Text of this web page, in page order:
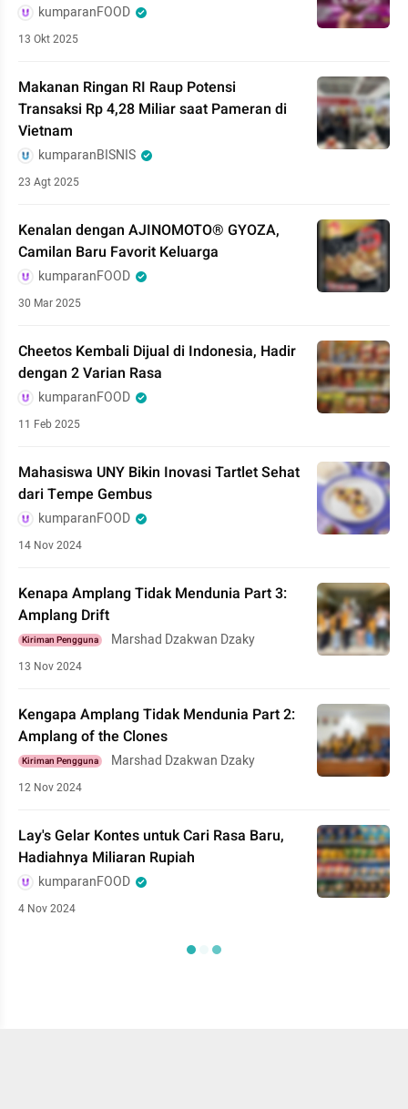
kumparanFOOD
13 Okt 2025
Makanan Ringan RI Raup Potensi
Transaksi Rp 4,28 Miliar saat Pameran di
Vietnam
kumparanBISNIS
23 Agt 2025
Kenalan dengan AJINOMOTO® GYOZA,
Camilan Baru Favorit Keluarga
kumparanFOOD
30 Mar 2025
Cheetos Kembali Dijual di Indonesia, Hadir
dengan 2 Varian Rasa
kumparanFOOD
11 Feb 2025
Mahasiswa UNY Bikin Inovasi Tartlet Sehat
dari Tempe Gembus
kumparanFOOD
14 Nov 2024
Kenapa Amplang Tidak Mendunia Part 3:
Amplang Drift
Kiriman Pengguna Marshad Dzakwan Dzaky
13 Nov 2024
Kengapa Amplang Tidak Mendunia Part 2:
Amplang of the Clones
Kiriman Pengguna Marshad Dzakwan Dzaky
12 Nov 2024
Lay's Gelar Kontes untuk Cari Rasa Baru,
Hadiahnya Miliaran Rupiah
kumparanFOOD
4 Nov 2024